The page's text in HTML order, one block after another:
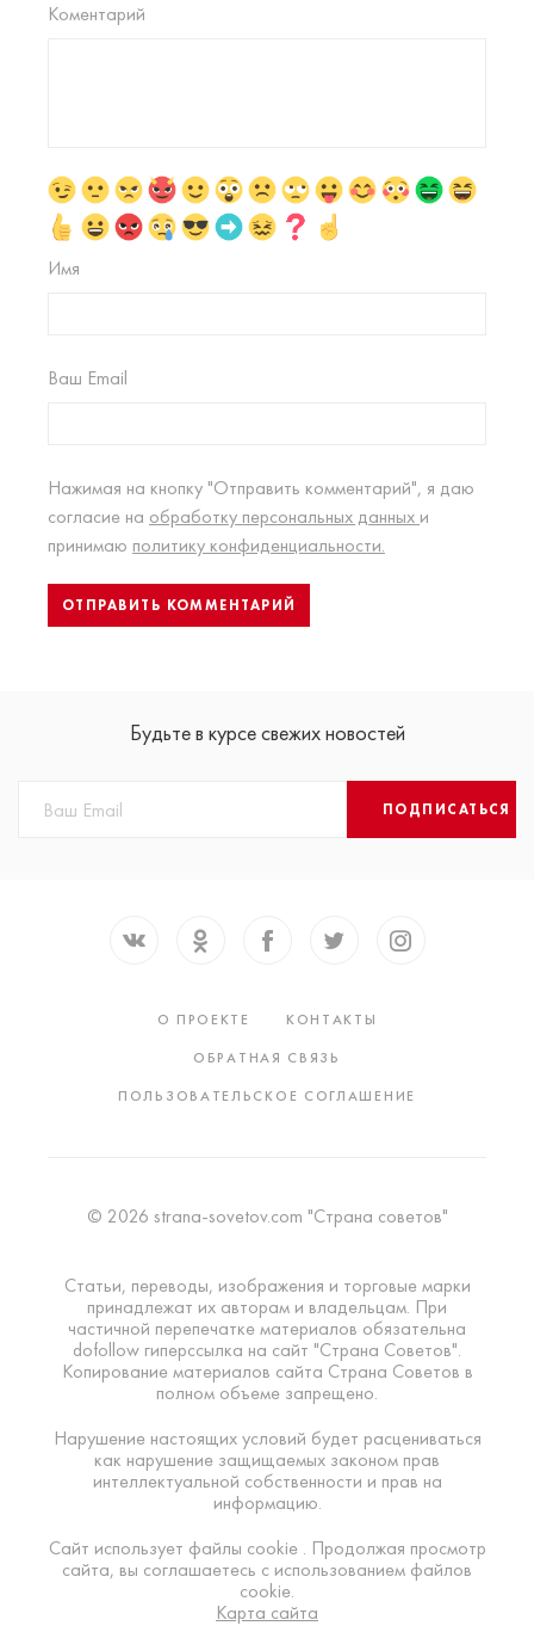
Коментарий
Имя
Ваш Email
Нажимая на кнопку "Отправить комментарий", я даю
согласие на обработку персональных данных и
принимаю политику конфиденциальности.
Будьте в курсе свежих новостей
ПОДПИСАТЬСЯ
О ПРОЕКТЕ
КОНТАКТЫ
ОБРАТНАЯ СВЯЗЬ
ПОЛЬЗОВАТЕЛЬСКОЕ СОГЛАШЕНИЕ
© 2026 strana-sovetov.com "Страна советов"
Статьи, переводы, изображения и торговые марки
принадлежат их авторам и владельцам. При
частичной перепечатке материалов обязательна
dofollow гиперссылка на сайт "Страна Советов".
Копирование материалов сайта Страна Советов в
полном объеме запрещено.
Нарушение настоящих условий будет расцениваться
как нарушение защищаемых законом прав
интеллектуальной собственности и прав на
информацию.
Сайт использует файлы cookie . Продолжая просмотр
сайта, вы соглашаетесь с использованием файлов
cookie.
Карта сайта